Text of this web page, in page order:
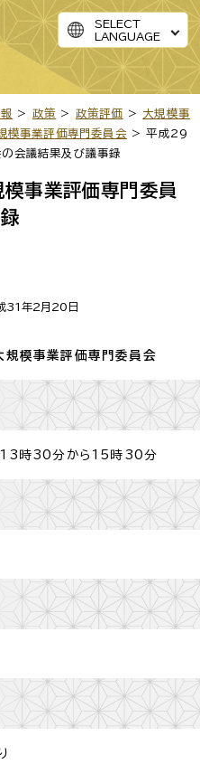
SELECT
LANGUAGE
> 政策 > 政策評価 > 大規模事
模事業評価専門委員会 > 平成29
会議結果及び議事録
事業評価専門委員
31年2月20日
模事業評価専門委員会
時30分から15時30分